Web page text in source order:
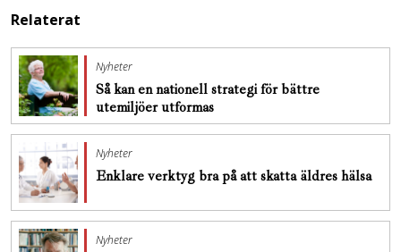
Relaterat
Nyheter
Så kan en nationell strategi för bättre
utemiljöer utformas
Nyheter
Enklare verktyg bra på att skatta äldres hälsa
Nyheter